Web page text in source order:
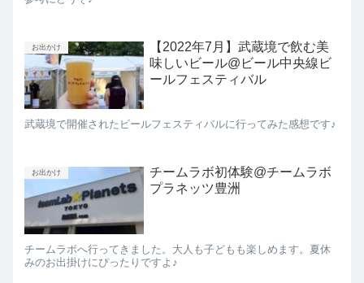
お出かけ
【2022年7月】武蔵境で飲む美
味しいビール@ビール中央線ビ
ールフェスティバル
武蔵境で開催されたビールフェスティバルに行ってみた感想です♪
お出かけ
チームラボ初体験@チームラボ
プラネッツ豊洲
チームラボへ行ってきました。大人も子どもも楽しめます。夏休
みのお出掛けにぴったりですよ♪